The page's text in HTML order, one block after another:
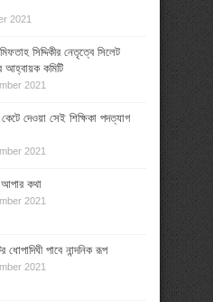
2021
সিদ্দিকীর নেতৃত্বে সিলেট
আহ্বায়ক কমিটি
2021
কেটে দেওয়া সেই শিক্ষিকা পদত্যাগ
2021
আপার কথা
2021
পাবে নান্দনিক রূপ
2021